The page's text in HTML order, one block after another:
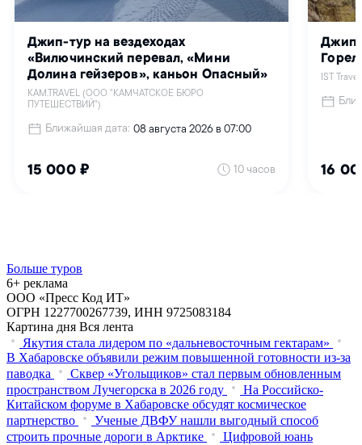
Больше туров
6+ реклама
ООО «Пресс Код ИТ»
ОГРН 1227700267739, ИНН 9725083184
Картина дня Вся лента
Якутия стала лидером по «дальневосточным гектарам»
В Хабаровске объявили режим повышенной готовности из‑за
паводка
Сквер «Угольщиков» стал первым обновленным
пространством Лучегорска в 2026 году
На Российско-
Китайском форуме в Хабаровске обсудят космическое
партнерство
Ученые ДВФУ нашли выгодный способ
строить прочные дороги в Арктике
Цифровой юань